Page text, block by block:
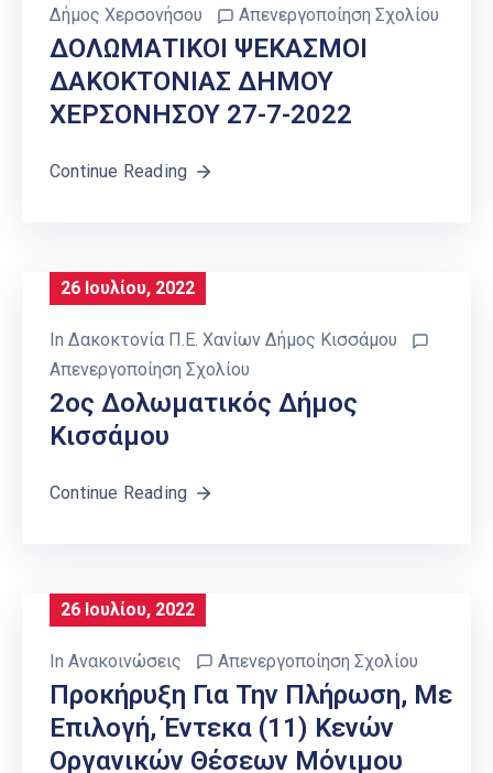
Δήμος Χερσονήσου
Απενεργοποίηση Σχολίου
ΔΟΛΩΜΑΤΙΚΟΙ ΨΕΚΑΣΜΟΙ
ΔΑΚΟΚΤΟΝΙΑΣ ΔΗΜΟΥ
ΧΕΡΣΟΝΗΣΟΥ 27-7-2022
Continue Reading
26 Ιουλίου, 2022
In Δακοκτονία Π.Ε. Χανίων Δήμος Κισσάμου
Απενεργοποίηση Σχολίου
2ος Δολωματικός Δήμος
Κισσάμου
Continue Reading
26 Ιουλίου, 2022
In Ανακοινώσεις Απενεργοποίηση Σχολίου
Προκήρυξη Για Την Πλήρωση, Με
Επιλογή, Έντεκα (11) Κενών
Οργανικών Θέσεων Μόνιμου